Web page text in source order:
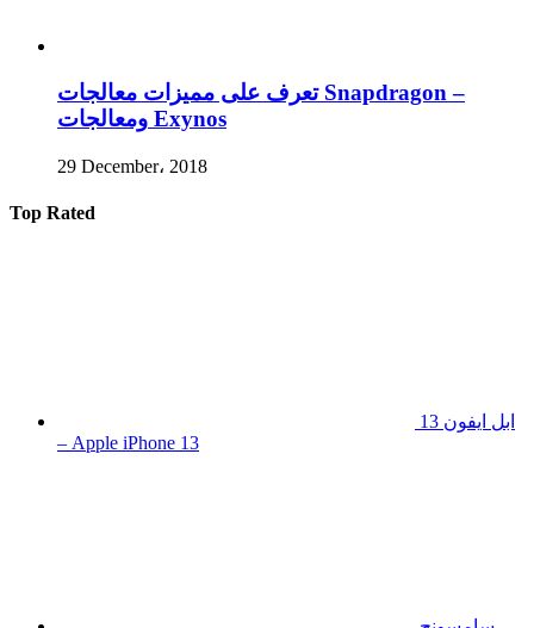
تعرف على مميزات معالجات Snapdragon –
ومعالجات Exynos
29 December، 2018
Top Rated
ابل ايفون 13
– Apple iPhone 13